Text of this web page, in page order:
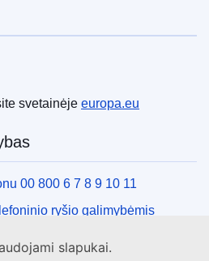
slapukai.
svetainėje europa.eu
00 800 6 7 8 9 10 11
ryšio galimybėmis
kontaktine forma